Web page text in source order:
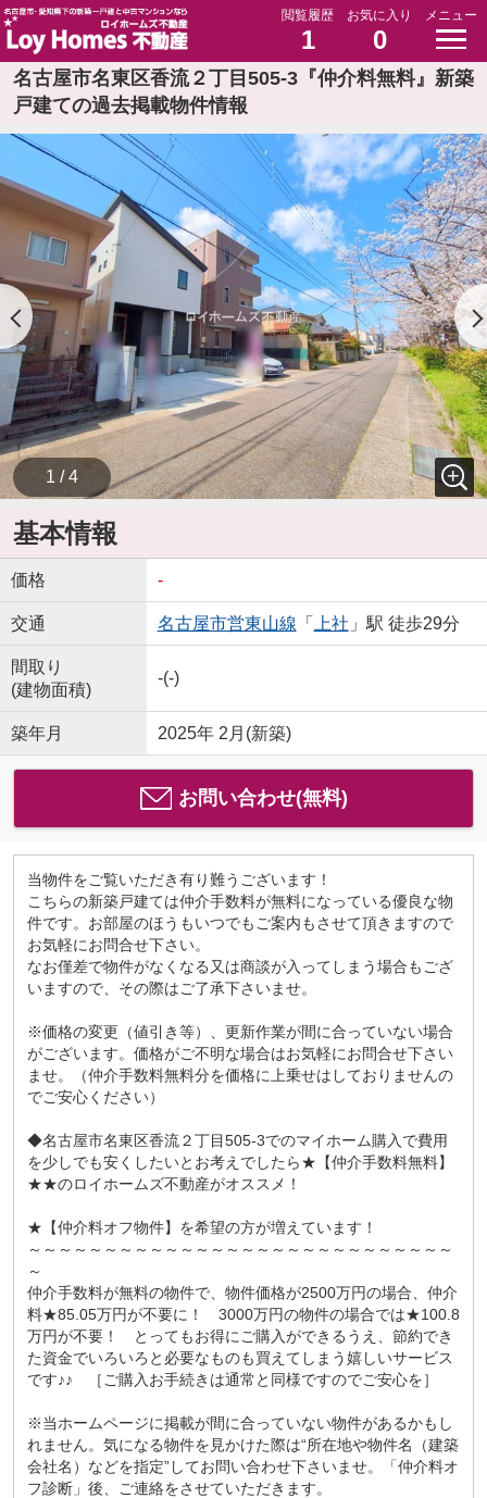
閲覧履歴
1
お気に入り
0
メニュー
名古屋市名東区香流２丁目505-3『仲介料無料』新築
戸建ての過去掲載物件情報
1 / 4
基本情報
価格 -
交通 名古屋市営東山線 「 上社 」駅 徒歩29分
間取り
(建物面積)
-(-)
築年月 2025年 2月(新築)
お問い合わせ(無料)
当物件をご覧いただき有り難うございます！
こちらの新築戸建ては仲介手数料が無料になっている優良な物
件です。お部屋のほうもいつでもご案内もさせて頂きますので
お気軽にお問合せ下さい。
なお僅差で物件がなくなる又は商談が入ってしまう場合もござ
いますので、その際はご了承下さいませ。
※価格の変更（値引き等）、更新作業が間に合っていない場合
がございます。価格がご不明な場合はお気軽にお問合せ下さい
ませ。（仲介手数料無料分を価格に上乗せはしておりませんの
でご安心ください）
◆名古屋市名東区香流２丁目505-3でのマイホーム購入で費用
を少しでも安くしたいとお考えでしたら★【仲介手数料無料】
★★のロイホームズ不動産がオススメ！
★【仲介料オフ物件】を希望の方が増えています！
～～～～～～～～～～～～～～～～～～～～～～～～～～～～
～
仲介手数料が無料の物件で、物件価格が2500万円の場合、仲介
料★85.05万円が不要に！ 3000万円の物件の場合では★100.8
万円が不要！ とってもお得にご購入ができるうえ、節約でき
た資金でいろいろと必要なものも買えてしまう嬉しいサービス
です♪♪ ［ご購入お手続きは通常と同様ですのでご安心を］
※当ホームページに掲載が間に合っていない物件があるかもし
れません。気になる物件を見かけた際は“所在地や物件名（建築
会社名）などを指定”してお問い合わせ下さいませ。「仲介料オ
フ診断」後、ご連絡をさせていただきます。